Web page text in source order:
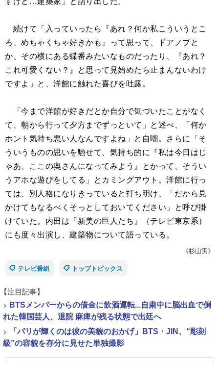
続けて「入っていったら『あれ？何か私こういうとこ
ろ、めちゃくちゃ好きかも』って思って、ドアノブと
か、その横にある蝶番みたいなものだったり、『あれ？
これ可愛くない？』と思って見始めたら止まんないわけ
ですよ」と、洋館に触れた喜びを吐露。
「今まで洋館が好きだとか自分で気づいたことがなく
て、朝から行って夕方までずっといて」と述べ、「何か
ホント気持ち悪い人なんですよね」と自嘲。さらに「そ
ういうものの思いを馳せて、気持ち的に『私は今日はじ
ゃあ、ここの奥さんになってみよう』とかって、そうい
うアホな遊びをしてる」とカミングアウト。洋館に行っ
ては、別人格になりきっていると打ち明け、「だから見
かけてもなるべくそっとしておいてください」と呼び掛
けていた。内田は『新美の巨人たち』（テレビ東京系）
にも度々出演し、建築物について語っている。
《杉山実》
テレビ番組
トップトピックス
【注目記事】
> BTSメンバーからの借金に飲酒運転...自粛中に脳出血で倒
れた韓国芸人、退院 麻痺が残る状態で出廷へ
>
「パリが輝くのは彼の美貌のおかげ」BTS・JIN、“彫刻
級”の容貌を存分に見せた単独撮影